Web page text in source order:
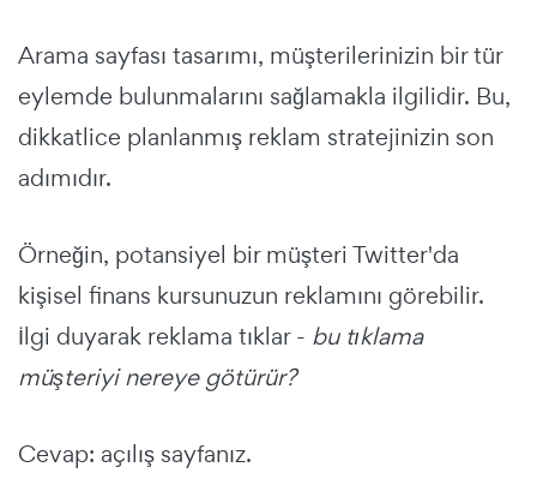
Arama sayfası tasarımı, müşterilerinizin bir tür
eylemde bulunmalarını sağlamakla ilgilidir. Bu,
dikkatlice planlanmış reklam stratejinizin son
adımıdır.
Örneğin, potansiyel bir müşteri Twitter'da
kişisel finans kursunuzun reklamını görebilir.
İlgi duyarak reklama tıklar - bu tıklama
müşteriyi nereye götürür?
Cevap: açılış sayfanız.